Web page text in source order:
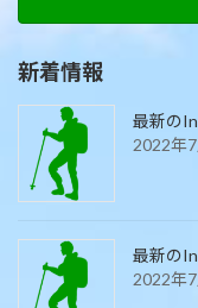
新着情報
最新の
2022年
最新の
2022年